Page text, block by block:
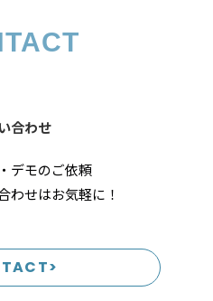
合わせ
デモのご依頼
わせはお気軽に！